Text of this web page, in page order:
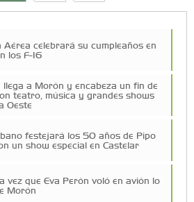
Aérea celebrará su cumpleaños en
los F-16
llega a Morón y encabeza un fin de
teatro, música y grandes shows
Oeste
festejará los 50 años de Pipo
un show especial en Castelar
vez que Eva Perón voló en avión lo
Morón